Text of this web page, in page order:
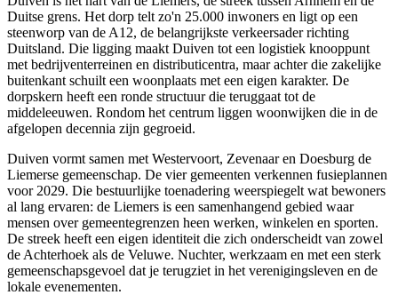
Duitse grens. Het dorp telt zo'n 25.000 inwoners en ligt op een
steenworp van de A12, de belangrijkste verkeersader richting
Duitsland. Die ligging maakt Duiven tot een logistiek knooppunt
met bedrijventerreinen en distributicentra, maar achter die zakelijke
buitenkant schuilt een woonplaats met een eigen karakter. De
dorpskern heeft een ronde structuur die teruggaat tot de
middeleeuwen. Rondom het centrum liggen woonwijken die in de
afgelopen decennia zijn gegroeid.
Duiven vormt samen met Westervoort, Zevenaar en Doesburg de
Liemerse gemeenschap. De vier gemeenten verkennen fusieplannen
voor 2029. Die bestuurlijke toenadering weerspiegelt wat bewoners
al lang ervaren: de Liemers is een samenhangend gebied waar
mensen over gemeentegrenzen heen werken, winkelen en sporten.
De streek heeft een eigen identiteit die zich onderscheidt van zowel
de Achterhoek als de Veluwe. Nuchter, werkzaam en met een sterk
gemeenschapsgevoel dat je terugziet in het verenigingsleven en de
lokale evenementen.